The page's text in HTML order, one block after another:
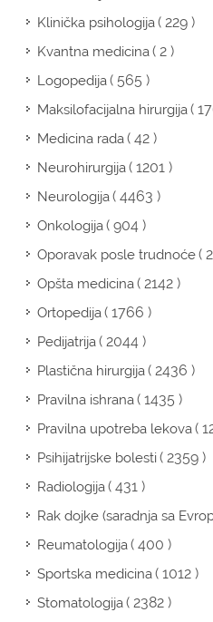
Klinička psihologija( 229 )
Kvantna medicina( 2 )
Logopedija( 565 )
Maksilofacijalna hirurgija(
Medicina rada( 42 )
Neurohirurgija( 1201 )
Neurologija( 4463 )
Onkologija( 904 )
Oporavak posle trudnoće(
Opšta medicina( 2142 )
Ortopedija( 1766 )
Pedijatrija( 2044 )
Plastična hirurgija( 2436 )
Pravilna ishrana( 1435 )
Pravilna upotreba lekova(
Psihijatrijske bolesti( 2359 )
Radiologija( 431 )
Rak dojke (saradnja sa
Reumatologija( 400 )
Sportska medicina( 1012 )
Stomatologija( 2382 )